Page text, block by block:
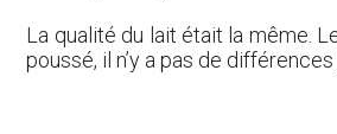
La qualité du lait était la même.
poussé, il n’y a pas de différences